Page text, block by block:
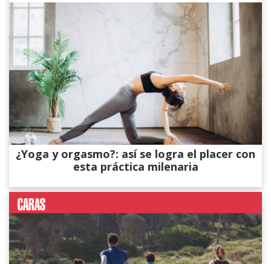
¿Yoga y orgasmo?: así se logra el placer con
esta práctica milenaria